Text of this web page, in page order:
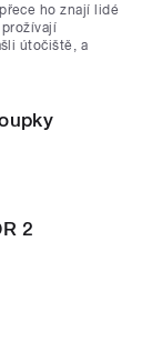
ho znají lidé
útočiště, a
2